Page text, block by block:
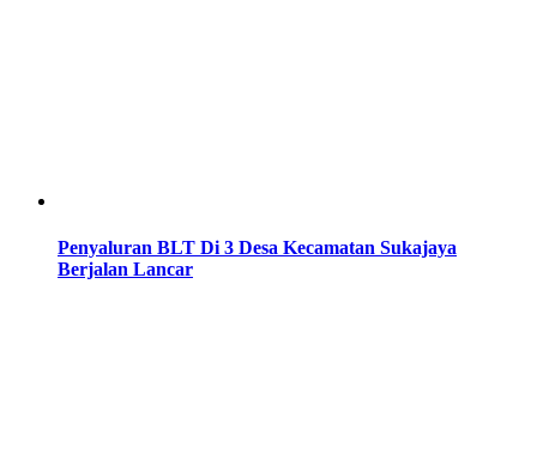
Penyaluran BLT Di 3 Desa Kecamatan Sukajaya
Berjalan Lancar